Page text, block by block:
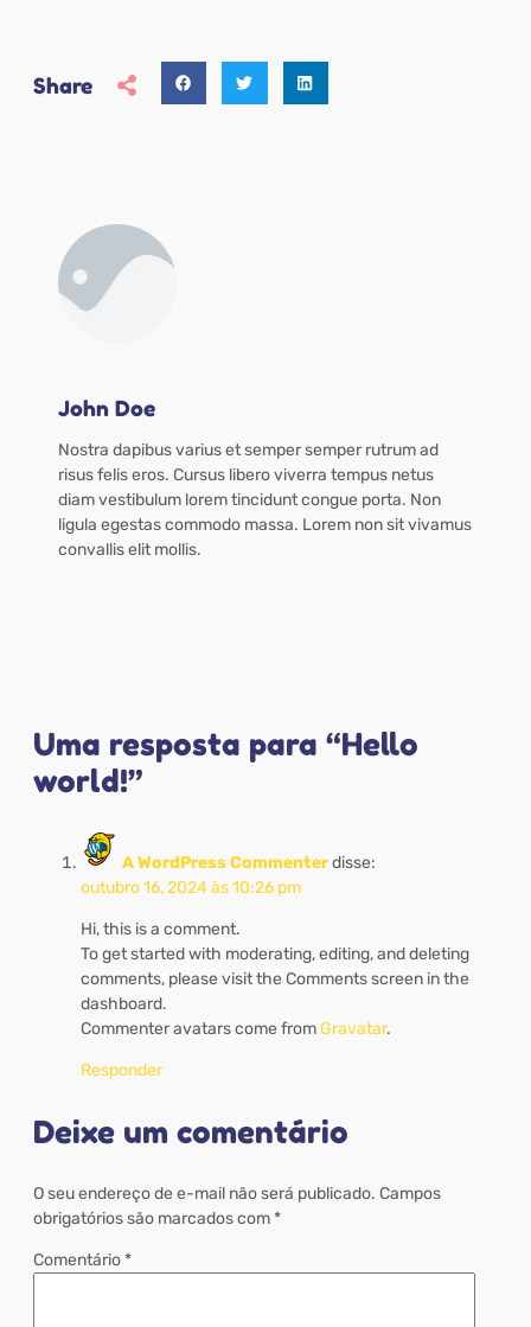
Share
John Doe
Nostra dapibus varius et semper semper rutrum ad
risus felis eros. Cursus libero viverra tempus netus
diam vestibulum lorem tincidunt congue porta. Non
ligula egestas commodo massa. Lorem non sit vivamus
convallis elit mollis.
Uma resposta para “Hello
world!”
A WordPress Commenterdisse:
outubro 16, 2024 às 10:26 pm
Hi, this is a comment.
To get started with moderating, editing, and deleting
comments, please visit the Comments screen in the
dashboard.
Commenter avatars come fromGravatar.
Responder
Deixe um comentário
O seu endereço de e-mail não será publicado. Campos
obrigatórios são marcados com *
Comentário *